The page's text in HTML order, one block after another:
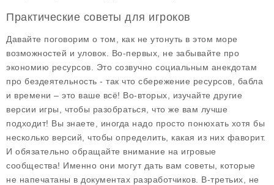
Практические советы для игроков
Давайте поговорим о том, как не утонуть в этом море
возможностей и уловок. Во-первых, не забывайте про
экономию ресурсов. Это созвучно социальным анекдотам
про бездеятельность - так что сбережение ресурсов, бабла
и времени – это ваше всё! Во-вторых, изучайте другие
версии игры, чтобы разобраться, что же вам лучше
подходит! Вы знаете, иногда надо просто понюхать хотя бы
несколько версий, чтобы определить, какая из них фаворит.
И обязательно обращайте внимание на игровые
сообщества! Именно они могут дать вам советы, которые
не напечатаны в документах разработчиков. В-третьих, не